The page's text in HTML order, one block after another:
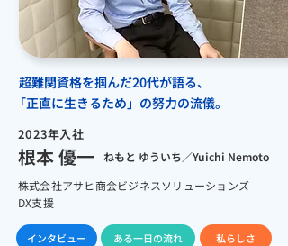
超難関資格を掴んだ20代が語る、
「正直に生きるため」の努力の流儀。
2023年入社
根本 優一 ねもと ゆういち／Yuichi Nemoto
株式会社アサヒ商会ビジネスソリューションズ​
DX支援
インタビュー ある一日の流れ 私らしさ